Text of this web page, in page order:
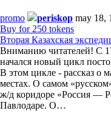
promo periskop may 18,
Buy for 250 tokens
Вторая Казахская
Вниманию читателей! С
начался новый цикл
В этом цикле - рассказ о
местах. О самом
ж/д коридоре «Россия —
Павлодаре. О…